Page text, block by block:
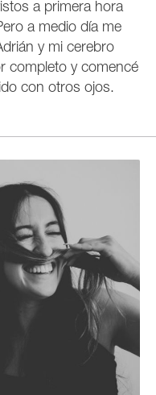
a primera hora
a medio día me
y mi cerebro
completo y comencé
con otros ojos.